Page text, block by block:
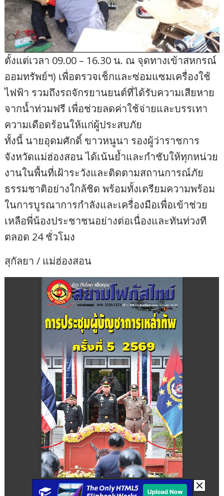
ตั้งแต่เวลา 09.00 – 16.30 น. ณ จุดทางเข้าสหกรณ์
ออมทรัพย์ฯ) เพื่อตรวจเช็กและซ่อมแซมเครื่องใช้
ไฟฟ้า รวมถึงรถจักรยานยนต์ที่ได้รับความเสียหาย
จากน้ำท่วมฟรี เพื่อช่วยลดค่าใช้จ่ายและบรรเทา
ความเดือดร้อนให้แก่ผู้ประสบภัย
ทั้งนี้ นายอุดมศักดิ์ ขาวหนูนา รองผู้ว่าราชการ
จังหวัดแม่ฮ่องสอน ได้เน้นย้ำและกำชับให้ทุกหน่วย
งานในพื้นที่เฝ้าระวังและติดตามสถานการณ์ภัย
ธรรมชาติอย่างใกล้ชิด พร้อมทั้งเตรียมความพร้อม
ในการบูรณาการกำลังและเครื่องมือเพื่อเข้าช่วย
เหลือพี่น้องประชาชนอย่างต่อเนื่องและทันท่วงที
ตลอด 24 ชั่วโมง
สุกัลยา / แม่ฮ่องสอน